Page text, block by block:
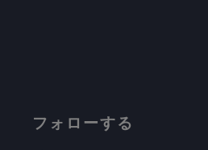
フォローする